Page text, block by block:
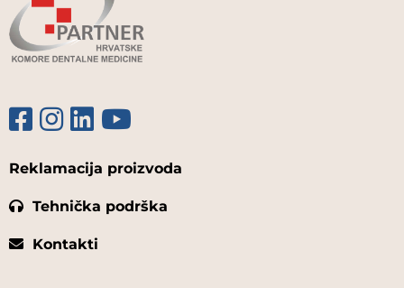
Reklamacija proizvoda
Tehnička podrška
Kontakti